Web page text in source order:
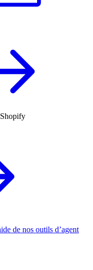
de nos outils d’agent